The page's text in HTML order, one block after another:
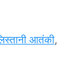
आतंकी,